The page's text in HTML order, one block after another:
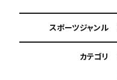
月謝が10,000円以下
スポーツジャンル
カテゴリ